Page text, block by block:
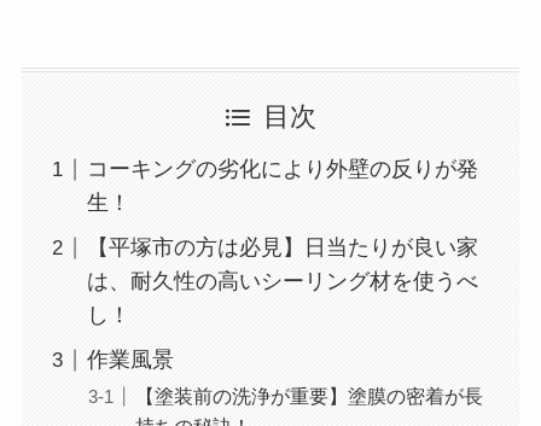
目次
コーキングの劣化により外壁の反りが発
生！
【平塚市の方は必見】日当たりが良い家
は、耐久性の高いシーリング材を使うべ
し！
作業風景
【塗装前の洗浄が重要】塗膜の密着が長